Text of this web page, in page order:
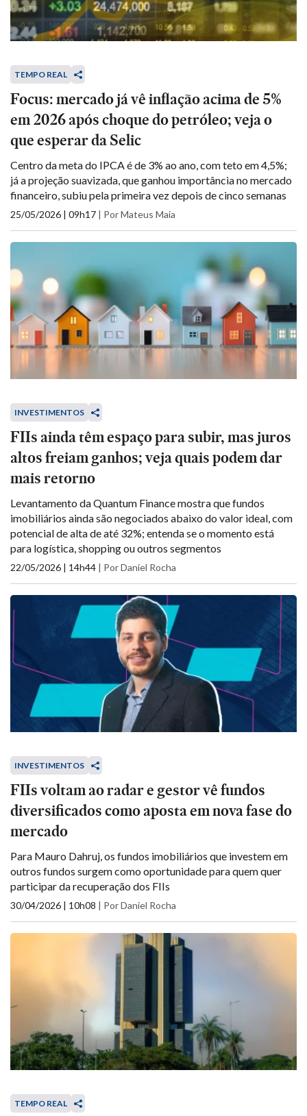
TEMPO REAL
Focus: mercado já vê inflação acima de 5%
em 2026 após choque do petróleo; veja o
que esperar da Selic
Centro da meta do IPCA é de 3% ao ano, com teto em 4,5%;
já a projeção suavizada, que ganhou importância no mercado
financeiro, subiu pela primeira vez depois de cinco semanas
25/05/2026 | 09h17 | Por Mateus Maia
INVESTIMENTOS
FIIs ainda têm espaço para subir, mas juros
altos freiam ganhos; veja quais podem dar
mais retorno
Levantamento da Quantum Finance mostra que fundos
imobiliários ainda são negociados abaixo do valor ideal, com
potencial de alta de até 32%; entenda se o momento está
para logística, shopping ou outros segmentos
22/05/2026 | 14h44 | Por Daniel Rocha
INVESTIMENTOS
FIIs voltam ao radar e gestor vê fundos
diversificados como aposta em nova fase do
mercado
Para Mauro Dahruj, os fundos imobiliários que investem em
outros fundos surgem como oportunidade para quem quer
participar da recuperação dos FIIs
30/04/2026 | 10h08 | Por Daniel Rocha
TEMPO REAL